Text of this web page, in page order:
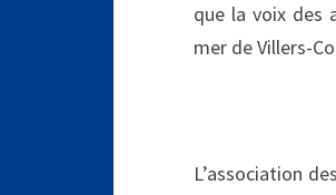
que la voix des
mer de Villers-
L’association